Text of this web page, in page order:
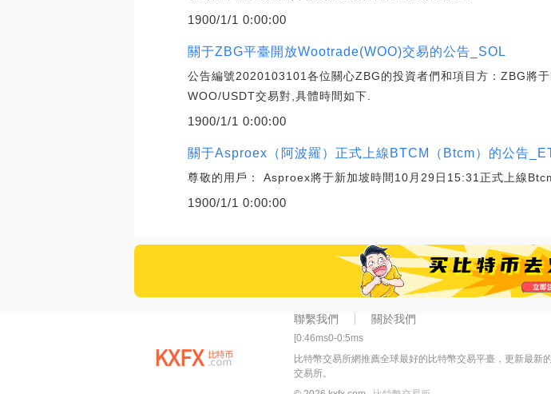
1900/1/1 0:00:00
關于ZBG平臺開放Wootrade(WOO)交易的公告_SOL
公告編號2020103101各位關心ZBG的投資者們和項目方：ZBG將
WOO/USDT交易對,具體時間如下.
1900/1/1 0:00:00
關于Asproex（阿波羅）正式上線BTCM（Btcm）的公告
尊敬的用戶： Asproex將于新加坡時間10月29日15:31正式上線
1900/1/1 0:00:00
聯繫我們 關於我們
[0:46ms0-0:5ms
比特幣交易所網推薦全球最好的比特幣交易平臺，更新最新
交易所。